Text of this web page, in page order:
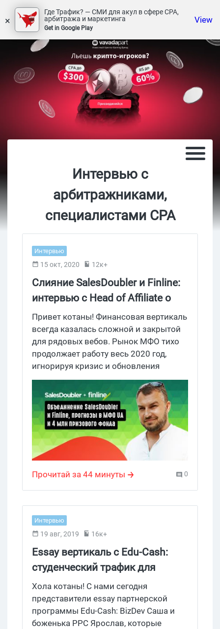
×
Где Трафик? — СМИ для акул в сфере СРА,
арбитража и маркетинга
Get in Google Play
View
Интервью с
арбитражниками,
специалистами CPA
Интервью
15 окт, 2020 12к+
Слияние SalesDoubler и Finline:
интервью с Head of Affiliate о
рынке МФО в 2020 году
Привет котаны! Финансовая вертикаль
всегда казалась сложной и закрытой
для рядовых вебов. Рынок МФО тихо
продолжает работу весь 2020 год,
игнорируя кризис и обновления
рекламных Policy. Произошло событие,
которое изменит финансовую
вертикаль в Украине и об этом стоит
поговорить. Мы словили под допрос
Александра Бойко, head of affiliate
SalesDoubler, чтобы обсудить слияние
крупных акул МФО, компаний
прилках для микрофинансовой
вертикали и узнать, почему ребята
грн вместо Ferrari.
Прочитай за 44 минуты 0
Интервью
19 авг, 2019 16к+
Essay вертикаль с Edu-Cash:
студенческий трафик для
крупных медиабаеров. Под
допросом Где Трафика
Хола котаны! С нами сегодня
представители essay партнерской
программы Edu-Cash: BizDev Саша и
боженька PPC Ярослав, которые